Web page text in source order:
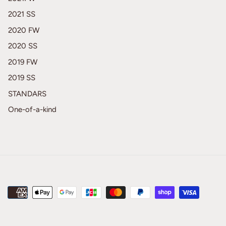
2021 SS
2020 FW
2020 SS
2019 FW
2019 SS
STANDARS
One-of-a-kind